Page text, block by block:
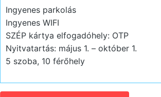
Ingyenes parkolás
Ingyenes WIFI
SZÉP kártya elfogadóhely: OTP
Nyitvatartás: május 1. – október 1.
5 szoba, 10 férőhely